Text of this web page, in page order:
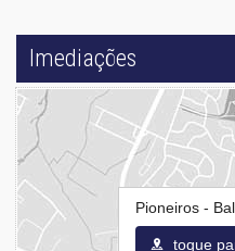
Imediações
Pioneiros -
toque